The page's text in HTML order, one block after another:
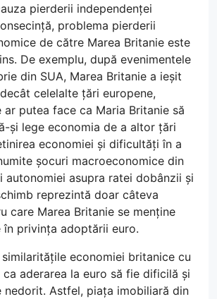
pierderii independenței
problema pierderii
de către Marea Britanie este
De exemplu, după evenimentele
din SUA, Marea Britanie a ieșit
celelalte țări europene,
ar putea face ca Maria Britanie să
și lege economia de a altor țări
economiei și dificultăți în a
șocuri macroeconomice din
autonomiei asupra ratei dobânzii și
reprezintă doar câteva
care Marea Britanie se menține
în privința adoptării euro.
similaritățile economiei britanice cu
ca aderarea la euro să fie dificilă și
nedorit. Astfel, piața imobiliară din